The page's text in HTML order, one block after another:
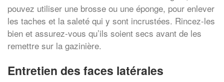
pouvez utiliser une brosse ou une éponge, pour enlever
les taches et la saleté qui y sont incrustées. Rincez-les
bien et assurez-vous qu’ils soient secs avant de les
remettre sur la gazinière.
Entretien des faces latérales